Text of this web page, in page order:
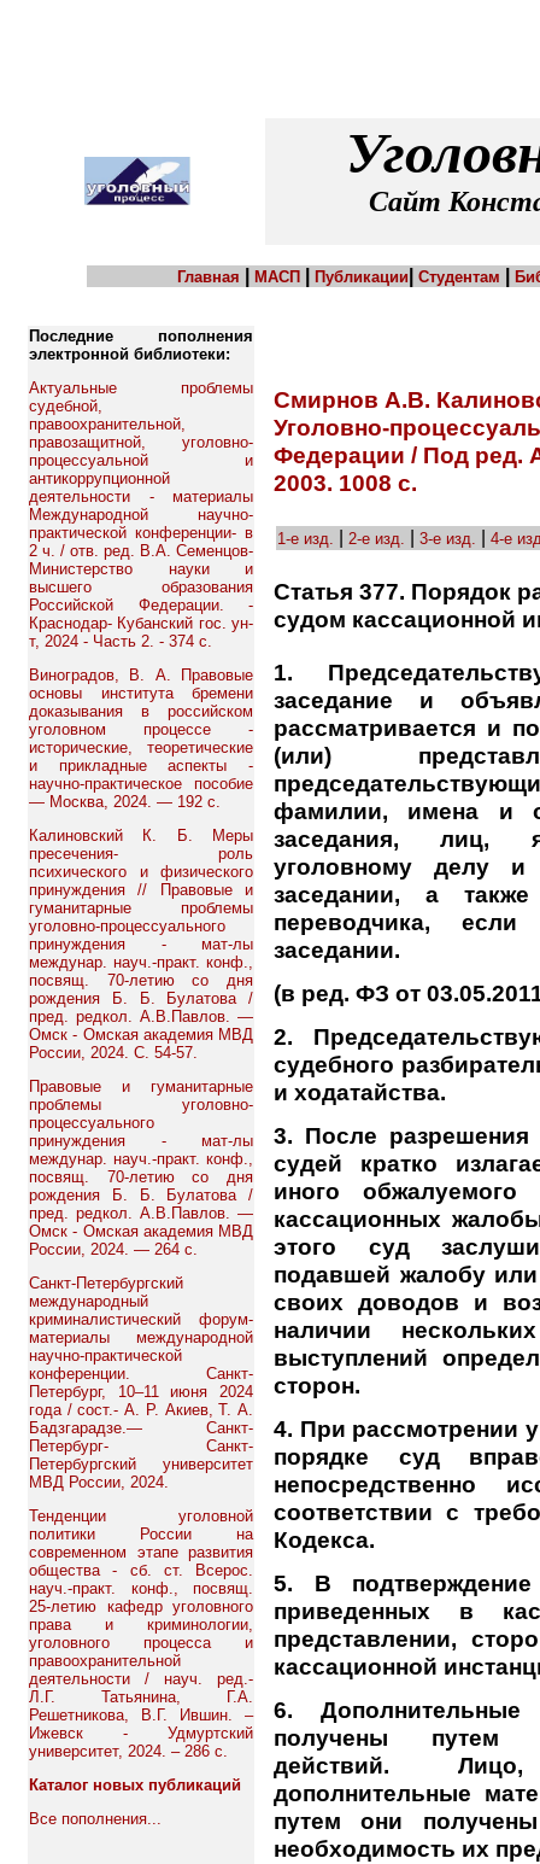
Сайт
Главная МАСП Публикации Студентам
Последние пополнения
электронной библиотеки:
Актуальные проблемы
судебной,
правоохранительной,
правозащитной, уголовно-
процессуальной и
антикоррупционной
деятельности - материалы
Международной научно-
практической конференции- в
2 ч. / отв. ред. В.А. Семенцов-
Министерство науки и
высшего образования
Российской Федерации. -
Краснодар- Кубанский гос. ун-
т, 2024 - Часть 2. - 374 с.
Виноградов, В. А. Правовые
основы института бремени
доказывания в российском
уголовном процессе -
исторические, теоретические
и прикладные аспекты -
научно-практическое пособие
— Москва, 2024. — 192 с.
Калиновский К. Б. Меры
пресечения- роль
психического и физического
принуждения // Правовые и
гуманитарные проблемы
уголовно-процессуального
принуждения - мат-лы
междунар. науч.-практ. конф.,
посвящ. 70-летию со дня
рождения Б. Б. Булатова /
пред. редкол. А.В.Павлов. —
Омск - Омская академия МВД
России, 2024. С. 54-57.
Правовые и гуманитарные
проблемы уголовно-
процессуального
принуждения - мат-лы
междунар. науч.-практ. конф.,
посвящ. 70-летию со дня
рождения Б. Б. Булатова /
пред. редкол. А.В.Павлов. —
Омск - Омская академия МВД
России, 2024. — 264 с.
Санкт-Петербургский
международный
криминалистический форум-
материалы международной
научно-практической
конференции. Санкт-
Петербург, 10–11 июня 2024
года / сост.- А. Р. Акиев, Т. А.
Бадзгарадзе.— Санкт-
Петербург- Санкт-
Петербургский университет
МВД России, 2024.
Тенденции уголовной
политики России на
современном этапе развития
общества - сб. ст. Всерос.
науч.-практ. конф., посвящ.
25-летию кафедр уголовного
права и криминологии,
уголовного процесса и
правоохранительной
деятельности / науч. ред.-
Л.Г. Татьянина, Г.А.
Решетникова, В.Г. Ившин. –
Ижевск - Удмуртский
университет, 2024. – 286 с.
Каталог новых публикаций
Все пополнения...
Смирнов А.В.
Уголовно-
Федерации / Под ред.
2003. 1008 с.
1-е изд. 2-е изд. 3-е изд. 4-е
Статья 377. Порядок
судом кассационной
1.
заседание и
рассматривается и
(или)
фамилии, имена и
заседания, лиц,
уголовному делу и
заседании, а
переводчика,
заседании.
(в ред. ФЗ от
2.
судебного
и ходатайства.
3. После разрешения
судей кратко
иного
кассационных
этого суд
подавшей жалобу
своих доводов и
наличии
выступлений
сторон.
4. При рассмотрении
порядке суд
непосредственно
соответствии с
Кодекса.
5. В
приведенных в
представлении,
кассационной
6.
получены путем
действий.
дополнительные
путем они
необходимость их